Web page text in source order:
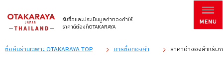
รับซื้อและประเมินมูลค่าทองคำให้
ราคาดีต้องที่OTAKARAYA
ซื้อคืนร้านเฉพาะ OTAKARAYA TOP การซื้อทองคำ ราคาอ้างอิงสำหรับ